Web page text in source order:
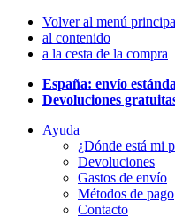
Volver al menú
al contenido
a la cesta de la compra
España: envío
Devoluciones
Ayuda
¿Dónde está mi
Devoluciones
Gastos de envío
Métodos de pago
Contacto